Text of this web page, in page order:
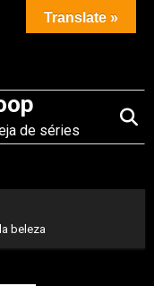
de séries
beleza
Translate »